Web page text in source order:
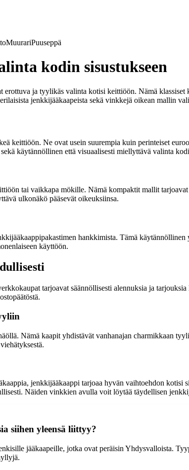
MuurariPuuseppä
kodin sisustukseen
ja tyylikäs valinta kotisi keittiöön. Nämä
jenkkijääkaapeista sekä vinkkejä oikean mallin
keittiöön. Ne ovat usein suurempia kuin perinteiset
käytännöllinen että visuaalisesti miellyttävä valinta
tai vaikkapa mökille. Nämä kompaktit mallit
ulkonäkö pääsevät oikeuksiinsa.
hankkimista. Tämä
käyttöön.
tarjoavat säännöllisesti alennuksia ja
Nämä kaapit yhdistävät vanhanajan charmikkaan
jenkkijääkaappi tarjoaa hyvän vaihtoehdon kotisi
Näiden vinkkien avulla voit löytää täydellisen
siihen yleensä liittyy?
jääkaapeille, jotka ovat peräisin Yhdysvalloista.